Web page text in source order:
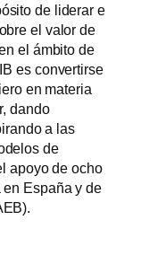
de liderar e
el valor de
el ámbito de
es convertirse
en materia
dando
a las
de
apoyo de ocho
España y de